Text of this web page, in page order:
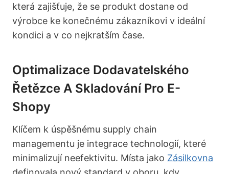
která zajišťuje, že se produkt dostane od
výrobce ke konečnému zákazníkovi v ideální
kondici a v co nejkratším čase.
Optimalizace Dodavatelského
Řetězce A Skladování Pro E-
Shopy
Klíčem k úspěšnému supply chain
managementu je integrace technologií, které
minimalizují neefektivitu. Místa jako Zásilkovna